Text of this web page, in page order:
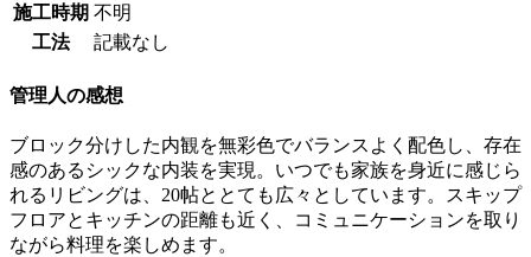
施工時期 不明
工法
記載なし
管理人の感想
ブロック分けした内観を無彩色でバランスよく配色し、存在
感のあるシックな内装を実現。いつでも家族を身近に感じら
れるリビングは、20帖ととても広々としています。スキップ
フロアとキッチンの距離も近く、コミュニケーションを取り
ながら料理を楽しめます。